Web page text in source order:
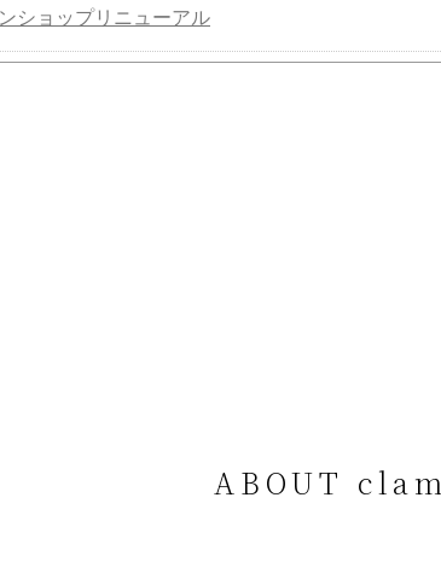
ショップリニューアル
ABOUT clam